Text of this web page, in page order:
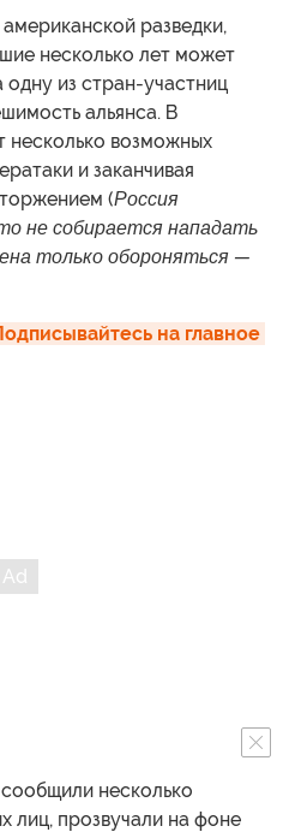
разведки,
несколько лет может
из стран-участниц
альянса. В
несколько возможных
и заканчивая
(Россия
не собирается нападать
только обороняться —
на главное
несколько
лиц, прозвучали на фоне